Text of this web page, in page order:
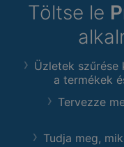
Töltse le
Üzletek szűrése
a termékek
Tervezze
Tudja meg,